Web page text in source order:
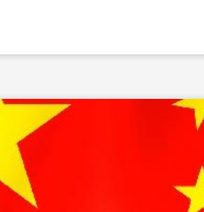
การกระตุ้นให้เกิดการใช้จ่าย หรือ
ระเป๋าออกมาใช้จ่ายกัน จะทำอย่าง
จะซื้อสำคัญมากไหม ถ้าสำคัญมา
ดี -ต้องสำรวจเงินในกระเป๋าที่มีก่อ